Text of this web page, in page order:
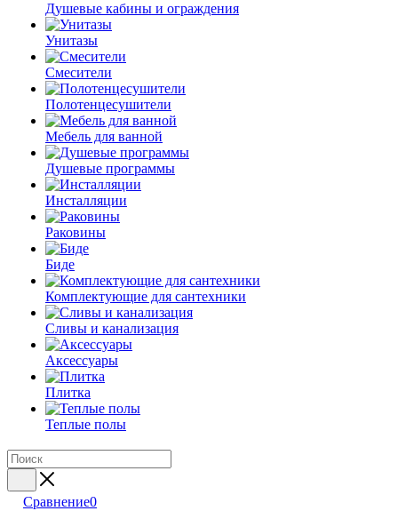
Душевые кабины и ограждения
Унитазы
Смесители
Полотенцесушители
Мебель для ванной
Душевые программы
Инсталляции
Раковины
Биде
Комплектующие для сантехники
Сливы и канализация
Аксессуары
Плитка
Теплые полы
Сравнение0